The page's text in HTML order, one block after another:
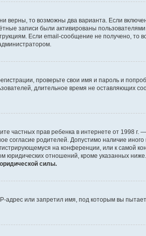
верны, то возможны два варианта. Если
записи были активированы
Если email-сообщение не получено, то
проверьте свои имя и пароль и
длительное время не оставляющих
частных прав ребенка в интернете от
согласие родителей. Допустимо наличие
на конференции, или к самой
юридических отношений, кроме указанных ниже.
силы.
или запретил имя, под которым вы